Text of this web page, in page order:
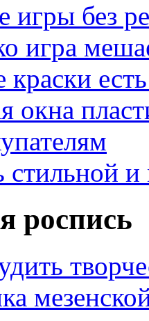
игры без
игра
окна
стильной
роспись